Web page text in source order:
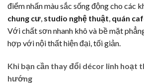
điểm nhấn màu sắc sống động cho các
chung cư, studio nghệ thuật, quán
Với chất sơn nhanh khô và bề mặt
hợp với nội thất hiện đại, tối giản.
Khi bạn cần thay đổi décor linh hoạt
hướng